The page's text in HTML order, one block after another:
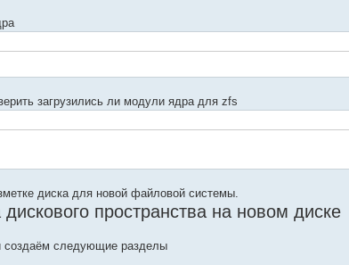
загрузились ли модули ядра для zfs
диска для новой файловой системы.
дискового пространства на новом диске
создаём следующие разделы